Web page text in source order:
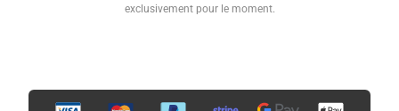
exclusivement pour le moment.